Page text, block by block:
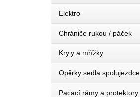
Elektro
Chrániče rukou / páček
Kryty a mřížky
Opěrky sedla spolujezdce
Padací rámy a protektory